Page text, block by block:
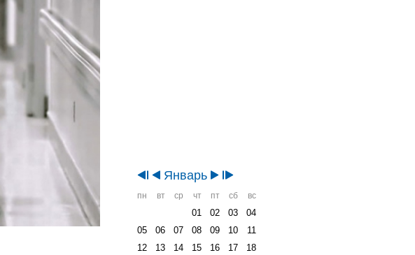
Январь
пн вт ср чт пт сб вс
01 02 03
04
05
06 07 08 09 10
11
12
13 14 15 16 17
18